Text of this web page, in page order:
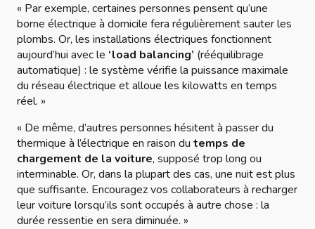
« Par exemple, certaines personnes pensent qu’une
borne électrique à domicile fera régulièrement sauter les
plombs. Or, les installations électriques fonctionnent
aujourd’hui avec le ‘load balancing’ (rééquilibrage
automatique) : le système vérifie la puissance maximale
du réseau électrique et alloue les kilowatts en temps
réel. »
« De même, d’autres personnes hésitent à passer du
thermique à l’électrique en raison du temps de
chargement de la voiture, supposé trop long ou
interminable. Or, dans la plupart des cas, une nuit est plus
que suffisante. Encouragez vos collaborateurs à recharger
leur voiture lorsqu’ils sont occupés à autre chose : la
durée ressentie en sera diminuée. »